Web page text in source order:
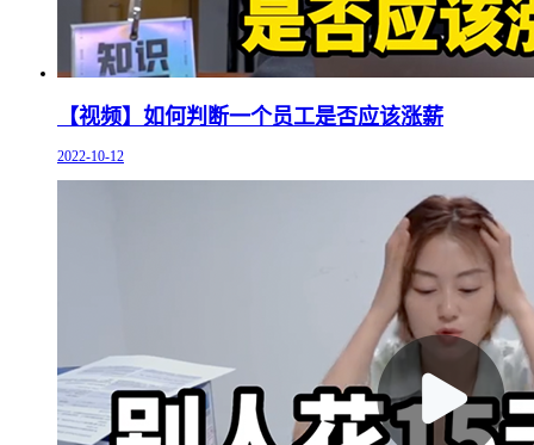
【视频】如何判断一个员工是否应该涨薪
2022-10-12